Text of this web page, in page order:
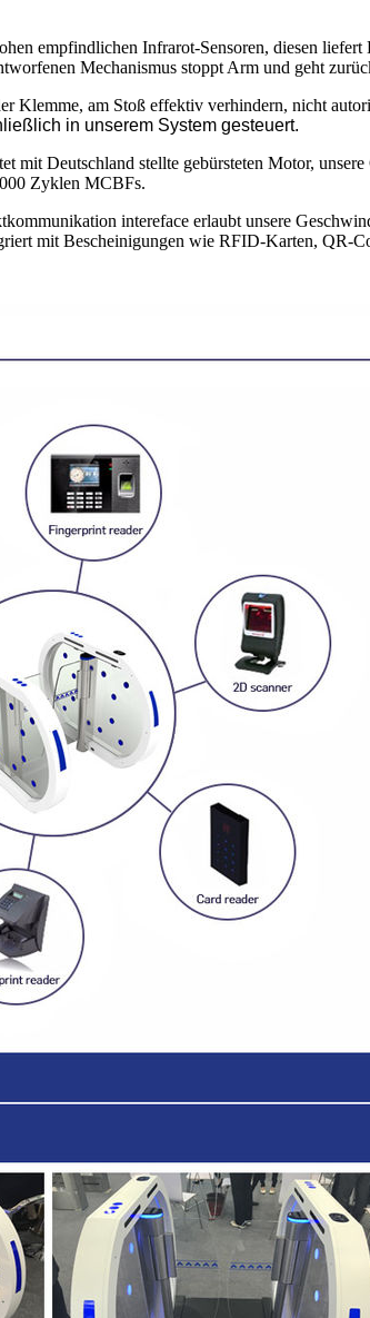
empfindlichen Infrarot-Sensoren, diesen
Mechanismus stoppt Arm und geht
Klemme, am Stoß effektiv verhindern, nicht
in unserem System gesteuert.
mit Deutschland stellte gebürsteten Motor,
Zyklen MCBFs.
intereface erlaubt unsere
mit Bescheinigungen wie RFID-Karten, QR-